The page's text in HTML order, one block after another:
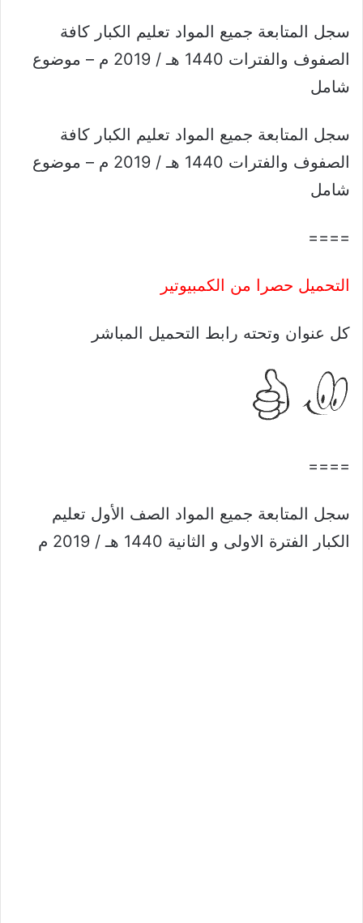
سجل المتابعة جميع المواد تعليم الكبار كافة
الصفوف والفترات 1440 هـ / 2019 م – موضوع
شامل
سجل المتابعة جميع المواد تعليم الكبار كافة
الصفوف والفترات 1440 هـ / 2019 م – موضوع
شامل
====
التحميل حصرا من الكمبيوتير
كل عنوان وتحته رابط التحميل المباشر
====
سجل المتابعة جميع المواد الصف الأول تعليم
الكبار الفترة الاولى و الثانية 1440 هـ / 2019 م